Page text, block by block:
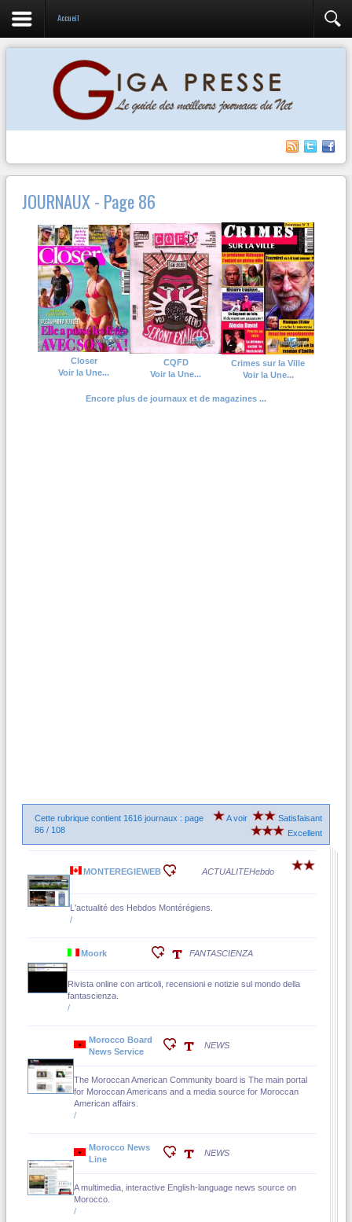
Accueil
JOURNAUX - Page 86
Closer
Voir la Une...
CQFD
Voir la Une...
Crimes sur la Ville
Voir la Une...
Encore plus de journaux et de magazines ...
Cette rubrique contient 1616 journaux : page
86 / 108
A voir
Satisfaisant
Excellent
MONTEREGIEWEB ACTUALITEHebdo
L'actualité des Hebdos Montérégiens.
/
Moork FANTASCIENZA
Rivista online con articoli, recensioni e notizie sul mondo della
fantascienza.
/
Morocco Board
News Service
NEWS
The Moroccan American Community board is The main portal
for Moroccan Americans and a media source for Moroccan
American affairs.
/
Morocco News
Line
NEWS
A multimedia, interactive English-language news source on
Morocco.
/